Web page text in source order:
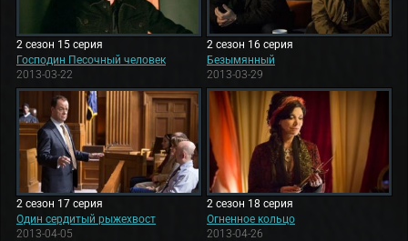
2 сезон 15 серия
Господин Песочный человек
2013-03-22
2 сезон 16 серия
Безымянный
2013-03-29
2 сезон 17 серия
Один сердитый рыжехвост
2013-04-05
2 сезон 18 серия
Огненное кольцо
2013-04-26